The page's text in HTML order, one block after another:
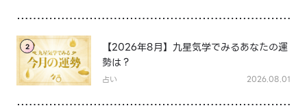
2
【2026年8月】九星気学でみるあなたの運
勢は？
占い 2026.08.01